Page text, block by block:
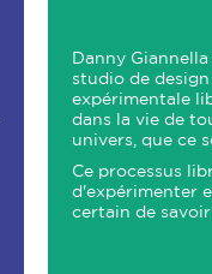
Danny
studio de
expérimentale
dans la vie de
univers, que ce
Ce processus
d'expérimenter
certain de